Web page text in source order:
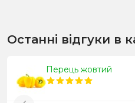
Останні відгуки в
Перець жовтий